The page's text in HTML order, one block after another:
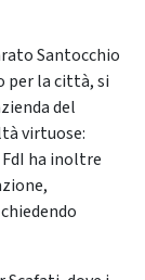
Santocchio
per la città, si
del
virtuose:
ha inoltre